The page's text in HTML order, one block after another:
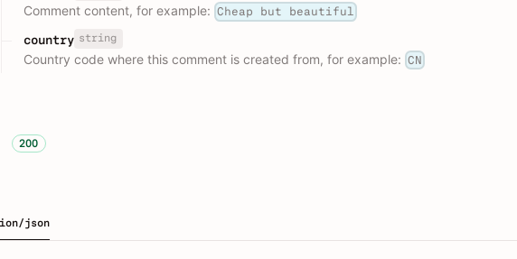
Comment content, for example: Cheap but beautiful
country string
Country code where this comment is created from, for example: CN
200
json